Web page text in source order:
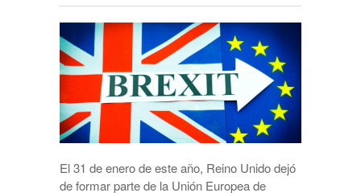
El 31 de enero de este año, Reino Unido dejó
de formar parte de la Unión Europea de